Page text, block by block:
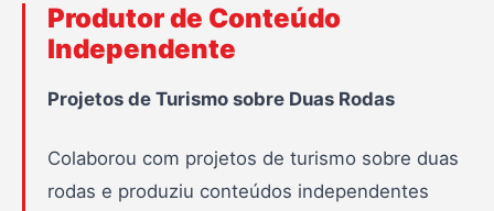
Produtor de Conteúdo
Independente
Projetos de Turismo sobre Duas Rodas
Colaborou com projetos de turismo sobre duas
rodas e produziu conteúdos independentes